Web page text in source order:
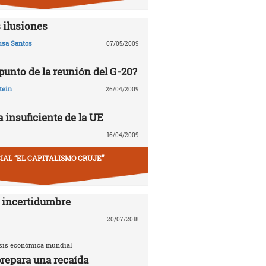
ilusiones
Santos 07/05/2009
de la reunión del G-20?
26/04/2009
insuficiente de la UE
16/04/2009
“EL CAPITALISMO CRUJE”
incertidumbre
20/07/2018
económica mundial
una recaída